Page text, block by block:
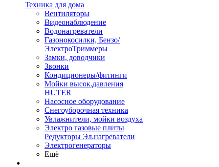
Техника для дома
Вентиляторы
Видеонаблюдение
Водонагреватели
Газонокосилки, Бензо/
ЭлектроТриммеры
Замки, доводчики
Звонки
Кондиционеры/фитинги
Мойки высок.давления
HUTER
Насосное оборудование
Снегоуборочная техника
Увлажнители, мойки воздуха
Электро газовые плиты
Редукторы Эл.нагреватели
Электрогенераторы
Ещё